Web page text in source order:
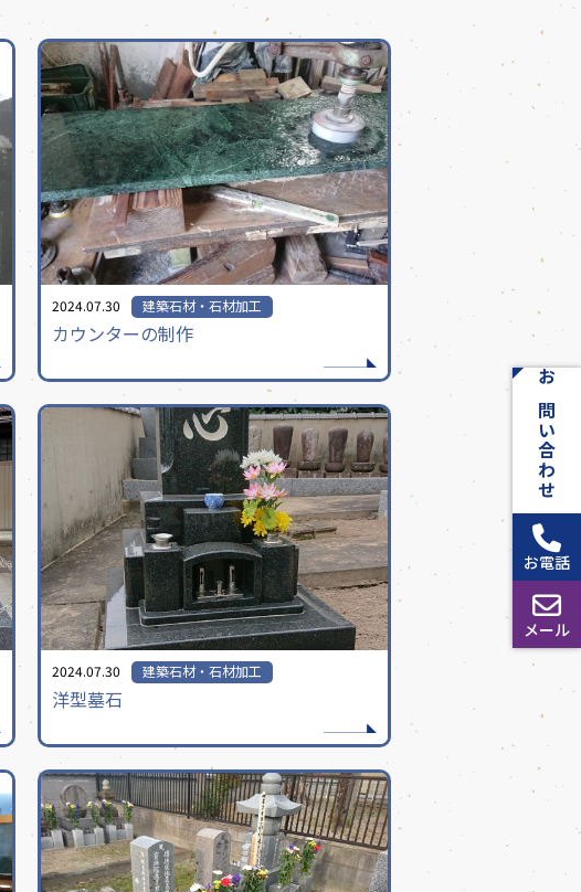
お問い合わせ
お電話
メール
2024.07.30 建築石材・石材加工
カウンターの制作
2024.07.30 建築石材・石材加工
洋型墓石